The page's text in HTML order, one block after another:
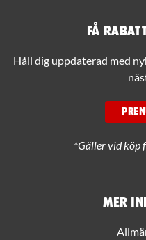
Mer
Få
Håll dig uppdaterad med
*Gäller vid köp